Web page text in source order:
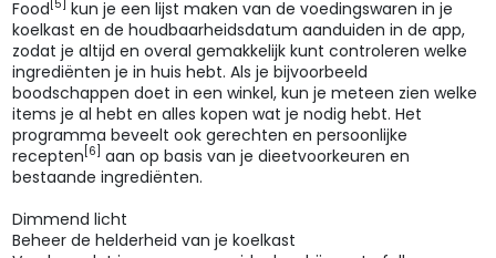
Food [5] kun je een lijst maken van de voedingswaren in je
koelkast en de houdbaarheidsdatum aanduiden in de app,
zodat je altijd en overal gemakkelijk kunt controleren welke
ingrediënten je in huis hebt. Als je bijvoorbeeld
boodschappen doet in een winkel, kun je meteen zien welke
items je al hebt en alles kopen wat je nodig hebt. Het
programma beveelt ook gerechten en persoonlijke
recepten [6] aan op basis van je dieetvoorkeuren en
bestaande ingrediënten.
Dimmend licht
Beheer de helderheid van je koelkast